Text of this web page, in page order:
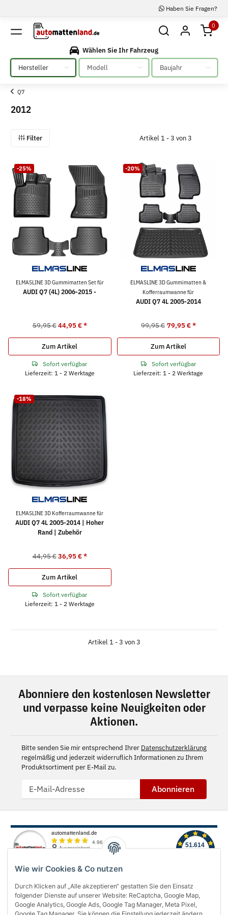
Wie wir Cookies & Co nutzen
Durch Klicken auf „Alle akzeptieren“ gestatten Sie den Einsatz
folgender Dienste auf unserer Website: ReCaptcha, Google Map,
Google Analytics, Google Ads, Google Tag Manager, Meta Pixel,
Haben Sie Fragen?
0
Wählen Sie Ihr Fahrzeug
Bitte auswählen
Bitte auswählen Bitte auswählen
Q7
2012
Filter Artikel 1 - 3 von 3
-25%
ELMASLINE 3D Gummimatten Set für
AUDI Q7 (4L) 2006-2015 -
59,95 € 44,95 €*
Zum Artikel
Sofort verfügbar
Lieferzeit: 1 - 2 Werktage
-20%
ELMASLINE 3D Gummimatten &
Kofferraumwanne für
AUDI Q7 4L 2005-2014
99,95 € 79,95 €*
Zum Artikel
Sofort verfügbar
Lieferzeit: 1 - 2 Werktage
-18%
ELMASLINE 3D Kofferraumwanne für
AUDI Q7 4L 2005-2014 | Hoher
Rand | Zubehör
44,95 € 36,95 €*
Zum Artikel
Sofort verfügbar
Lieferzeit: 1 - 2 Werktage
Artikel 1 - 3 von 3
Abonniere den kostenlosen Newsletter
und verpasse keine Neuigkeiten oder
Aktionen.
Bitte senden Sie mir entsprechend Ihrer Datenschutzerklärung
regelmäßig und jederzeit widerruflich Informationen zu Ihrem
Produktsortiment per E-Mail zu.
Abonnieren
Über uns